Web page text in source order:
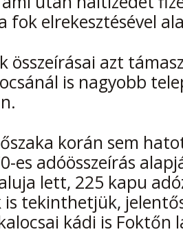
fok elrekesztésével
összeírásai azt
is nagyobb
korán sem
es adóösszeírás
lett, 225 kapu
is tekinthetjük,
kádi is Foktőn